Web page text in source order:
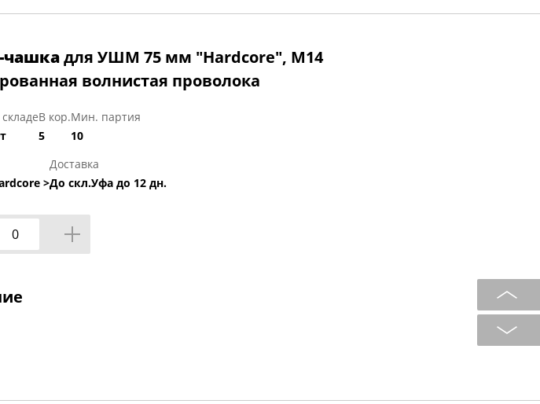
для УШМ 75 мм "Hardcore", М14
волнистая проволока
В кор.
5
Мин. партия
10
>
Доставка
До скл.Уфа до 12 дн.